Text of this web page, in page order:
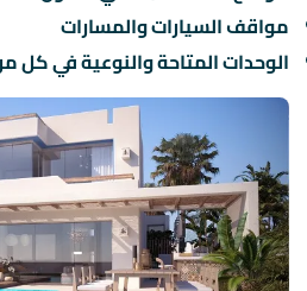
مواقف السيارات والمسارات
الوحدات المتاحة والنوعية في كل